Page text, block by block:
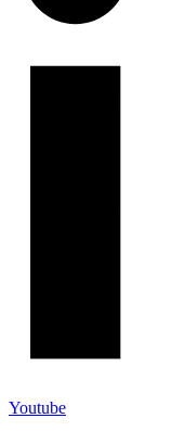
Youtube